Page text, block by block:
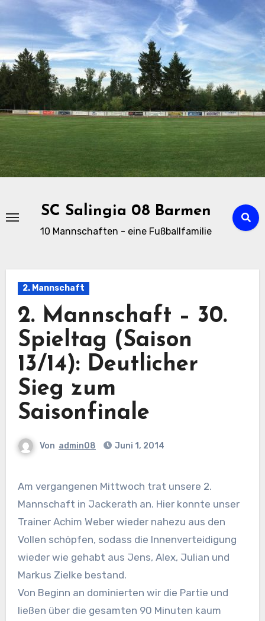
Zu
Inhalten
springen
SC Salingia 08 Barmen
10 Mannschaften - eine Fußballfamilie
2. Mannschaft
2. Mannschaft – 30.
Spieltag (Saison
13/14): Deutlicher
Sieg zum
Saisonfinale
Von admin08 Juni 1, 2014
Am vergangenen Mittwoch trat unsere 2.
Mannschaft in Jackerath an. Hier konnte unser
Trainer Achim Weber wieder nahezu aus den
Vollen schöpfen, sodass die Innenverteidigung
wieder wie gehabt aus Jens, Alex, Julian und
Markus Zielke bestand.
Von Beginn an dominierten wir die Partie und
ließen über die gesamten 90 Minuten kaum